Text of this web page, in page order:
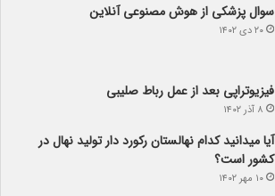
سوال پزشکی از هوش مصنوعی آنلاین
۲۰ دی ۱۴۰۲
فیزیوتراپی بعد از عمل رباط صلیبی
۸ آذر ۱۴۰۲
آیا می­دانید کدام نهالستان رکورد دار تولید نهال­ در
کشور است؟
۱۰ مهر ۱۴۰۲